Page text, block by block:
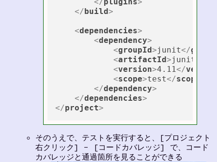
</build>
<dependencies>
<dependency>
<groupId>junit</
<artifactId>junit
<version>4.11 </
<scope>test</scope
</dependency>
</dependencies>
</project>
そのうえで、テストを実行すると、[プロジェクト
右クリック] - [コードカバレッジ] で、コード
カバレッジと通過箇所を見ることができる